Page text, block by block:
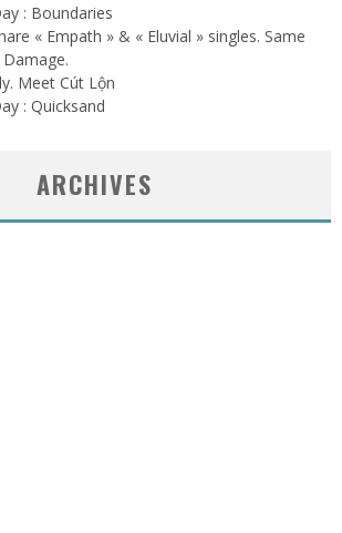
: Boundaries
« Empath » & « Eluvial » singles. Same
Meet Cút Lộn
: Quicksand
ARCHIVES